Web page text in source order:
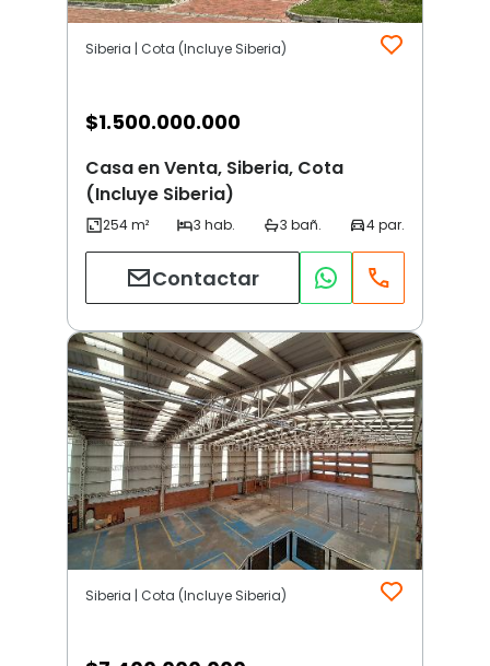
Siberia | Cota (Incluye Siberia)
$1.500.000.000
Casa en Venta, Siberia, Cota
(Incluye Siberia)
Contactar
Siberia | Cota (Incluye Siberia)